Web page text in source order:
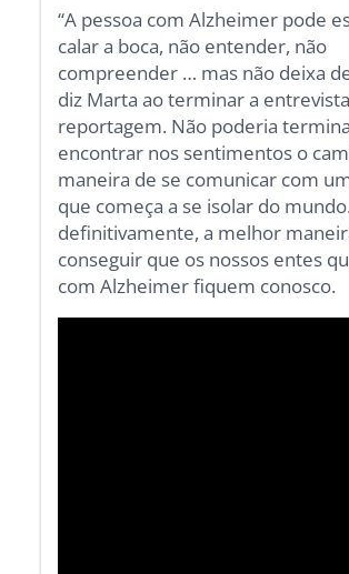
“A pessoa com Alzheimer pode
calar a boca, não entender, não
compreender … mas não deixa
diz Marta ao terminar a
reportagem. Não poderia
encontrar nos sentimentos o
maneira de se comunicar com
que começa a se isolar do
definitivamente, a melhor
conseguir que os nossos entes
com Alzheimer fiquem conosco.